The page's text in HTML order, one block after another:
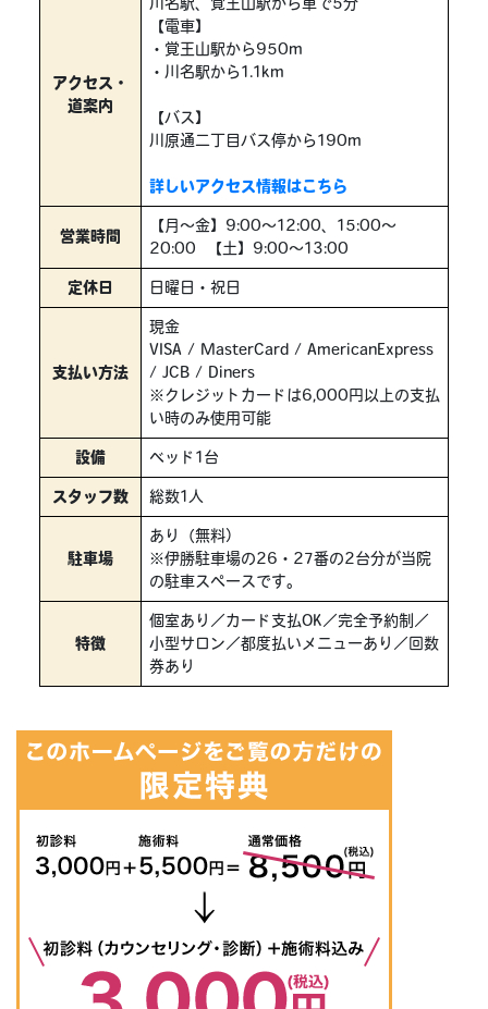
アクセス・
道案内
川名駅、覚王山駅から車で5分
【電車】
・覚王山駅から950m
・川名駅から1.1km
【バス】
川原通二丁目バス停から190m
詳しいアクセス情報はこちら
営業時間
【月～金】9:00～12:00、15:00～
20:00 【土】9:00～13:00
定休日 日曜日・祝日
支払い方法
現金
VISA / MasterCard / AmericanExpress
/ JCB / Diners
※クレジットカードは6,000円以上の支払
い時のみ使用可能
設備 ベッド1台
スタッフ数 総数1人
駐車場
あり（無料）
※伊勝駐車場の26・27番の2台分が当院
の駐車スペースです。
特徴
個室あり／カード支払OK／完全予約制／
小型サロン／都度払いメニューあり／回数
券あり